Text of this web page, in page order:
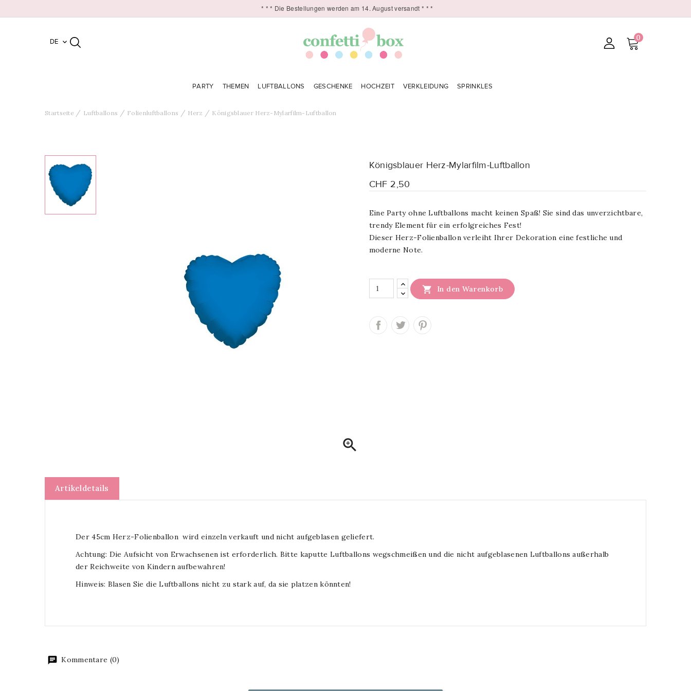
* * * Die Bestellungen werden am 14. August versandt * * *
DE  0
PARTY THEMEN LUFTBALLONS GESCHENKE HOCHZEIT VERKLEIDUNG SPRINKLES
Startseite Luftballons Folienluftballons Herz Königsblauer Herz-Mylarfilm-Luftballon

Königsblauer Herz-Mylarfilm-Luftballon
CHF 2,50
Eine Party ohne Luftballons macht keinen Spaß! Sie sind das unverzichtbare,
trendy Element für ein erfolgreiches Fest!
Dieser Herz-Folienballon verleiht Ihrer Dekoration eine festliche und
moderne Note.
 In den Warenkorb
Artikeldetails
Der 45cm Herz-Folienballon wird einzeln verkauft und nicht aufgeblasen geliefert.
Achtung: Die Aufsicht von Erwachsenen ist erforderlich. Bitte kaputte Luftballons wegschmeißen und die nicht aufgeblasenen Luftballons außerhalb
der Reichweite von Kindern aufbewahren!
Hinweis: Blasen Sie die Luftballons nicht zu stark auf, da sie platzen könnten!
Kommentare (0)